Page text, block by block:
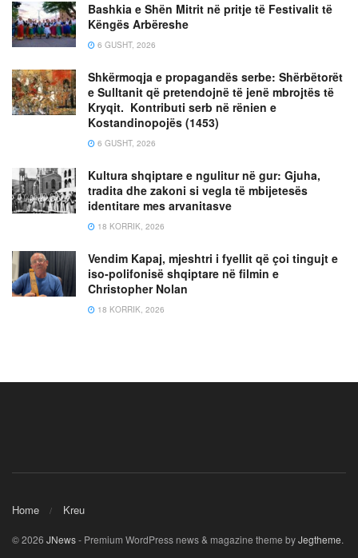
Bashkia e Shën Mitrit në pritje të Festivalit të
Këngës Arbëreshe
6 GUSHT, 2026
Shkërmoqja e propagandës serbe: Shërbëtorët
e Sulltanit që pretendojnë të jenë mbrojtës të
Kryqit. Kontributi serb në rënien e
Kostandinopojës (1453)
6 GUSHT, 2026
Kultura shqiptare e ngulitur në gur: Gjuha,
tradita dhe zakoni si vegla të mbijetesës
identitare mes arvanitasve
18 KORRIK, 2026
Vendim Kapaj, mjeshtri i fyellit që çoi tingujt e
iso-polifonisë shqiptare në filmin e
Christopher Nolan
18 KORRIK, 2026
Home Kreu
© 2026 JNews- Premium WordPress news & magazine theme byJegtheme.